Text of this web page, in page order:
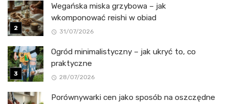
Wegańska miska grzybowa – jak
wkomponować reishi w obiad
31/07/2026
Ogród minimalistyczny – jak ukryć to, co
praktyczne
28/07/2026
Porównywarki cen jako sposób na oszczędne